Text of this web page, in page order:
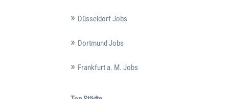
Düsseldorf Jobs
Dortmund Jobs
Frankfurt a. M. Jobs